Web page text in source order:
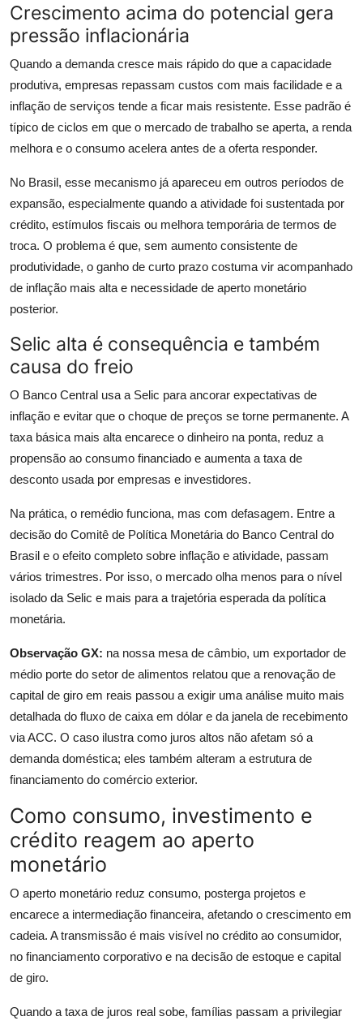
Crescimento acima do potencial gera
pressão inflacionária
Quando a demanda cresce mais rápido do que a capacidade
produtiva, empresas repassam custos com mais facilidade e a
inflação de serviços tende a ficar mais resistente. Esse padrão é
típico de ciclos em que o mercado de trabalho se aperta, a renda
melhora e o consumo acelera antes de a oferta responder.
No Brasil, esse mecanismo já apareceu em outros períodos de
expansão, especialmente quando a atividade foi sustentada por
crédito, estímulos fiscais ou melhora temporária de termos de
troca. O problema é que, sem aumento consistente de
produtividade, o ganho de curto prazo costuma vir acompanhado
de inflação mais alta e necessidade de aperto monetário
posterior.
Selic alta é consequência e também
causa do freio
O Banco Central usa a Selic para ancorar expectativas de
inflação e evitar que o choque de preços se torne permanente. A
taxa básica mais alta encarece o dinheiro na ponta, reduz a
propensão ao consumo financiado e aumenta a taxa de
desconto usada por empresas e investidores.
Na prática, o remédio funciona, mas com defasagem. Entre a
decisão do Comitê de Política Monetária do Banco Central do
Brasil e o efeito completo sobre inflação e atividade, passam
vários trimestres. Por isso, o mercado olha menos para o nível
isolado da Selic e mais para a trajetória esperada da política
monetária.
Observação GX: na nossa mesa de câmbio, um exportador de
médio porte do setor de alimentos relatou que a renovação de
capital de giro em reais passou a exigir uma análise muito mais
detalhada do fluxo de caixa em dólar e da janela de recebimento
via ACC. O caso ilustra como juros altos não afetam só a
demanda doméstica; eles também alteram a estrutura de
financiamento do comércio exterior.
Como consumo, investimento e
crédito reagem ao aperto
monetário
O aperto monetário reduz consumo, posterga projetos e
encarece a intermediação financeira, afetando o crescimento em
cadeia. A transmissão é mais visível no crédito ao consumidor,
no financiamento corporativo e na decisão de estoque e capital
de giro.
Quando a taxa de juros real sobe, famílias passam a privilegiar